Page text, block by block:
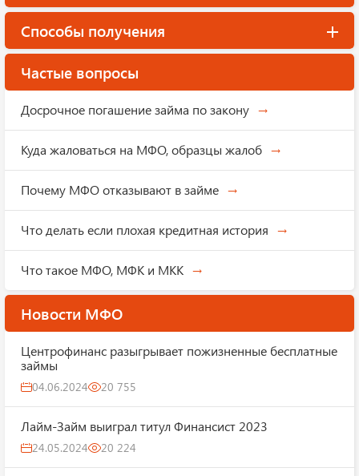
Способы получения
Частые вопросы
Досрочное погашение займа по закону
Куда жаловаться на МФО, образцы жалоб
Почему МФО отказывают в займе
Что делать если плохая кредитная история
Что такое МФО, МФК и МКК
Новости МФО
Центрофинанс разыгрывает пожизненные бесплатные
займы
04.06.2024 20 755
Лайм-Займ выиграл титул Финансист 2023
24.05.2024 20 224